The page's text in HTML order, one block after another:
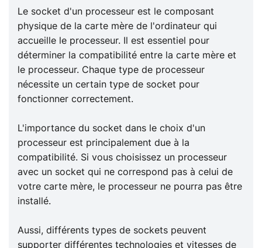
Le socket d'un processeur est le composant
physique de la carte mère de l'ordinateur qui
accueille le processeur. Il est essentiel pour
déterminer la compatibilité entre la carte mère et
le processeur. Chaque type de processeur
nécessite un certain type de socket pour
fonctionner correctement.
L'importance du socket dans le choix d'un
processeur est principalement due à la
compatibilité. Si vous choisissez un processeur
avec un socket qui ne correspond pas à celui de
votre carte mère, le processeur ne pourra pas être
installé.
Aussi, différents types de sockets peuvent
supporter différentes technologies et vitesses de